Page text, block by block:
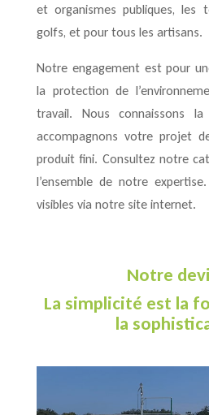
et organismes publiques, les
golfs, et pour tous les artisans.
Notre engagement est pour
la protection de
travail. Nous connaissons
accompagnons votre projet
produit fini. Consultez notre
l’ensemble de notre
visibles via notre site internet.
Notre
La simplicité est la
la